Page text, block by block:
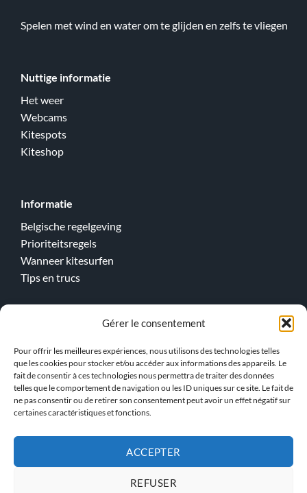
Gérer le consentement
Pour offrir les meilleures expériences, nous utilisons des technologies telles
que les cookies pour stocker et/ou accéder aux informations des appareils. Le
fait de consentir à ces technologies nous permettra de traiter des données
telles que le comportement de navigation ou les ID uniques sur ce site. Le fait de
ne pas consentir ou de retirer son consentement peut avoir un effet négatif sur
certaines caractéristiques et fonctions.
ACCEPTER
REFUSER
Spelen met wind en water om te glijden en zelfs te vliegen
Nuttige informatie
Het weer
Webcams
Kitespots
Kiteshop
Informatie
Belgische regelgeving
Prioriteitsregels
Wanneer kitesurfen
Tips en trucs
Kitesurfen
Wingfoilen
> Ons team !